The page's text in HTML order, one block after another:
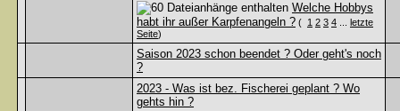
Welche Hobbys
habt ihr außer Karpfenangeln ? ( 1 2 3 4
letzte
Seite)
Saison 2023 schon beendet ? Oder geht's noch
?
2023 - Was ist bez. Fischerei geplant ? Wo
gehts hin ?